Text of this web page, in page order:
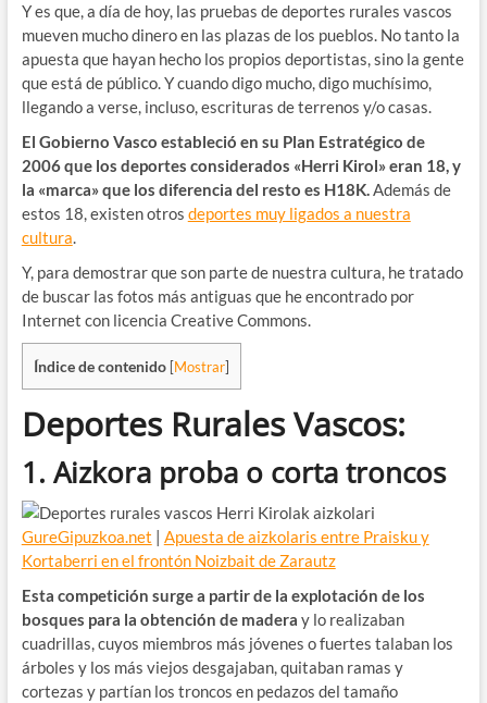
Y es que, a día de hoy, las pruebas de deportes rurales vascos
mueven mucho dinero en las plazas de los pueblos. No tanto la
apuesta que hayan hecho los propios deportistas, sino la gente
que está de público. Y cuando digo mucho, digo muchísimo,
llegando a verse, incluso, escrituras de terrenos y/o casas.
El Gobierno Vasco estableció en su Plan Estratégico de
2006 que los deportes considerados «Herri Kirol» eran 18, y
la «marca» que los diferencia del resto es H18K.Además de
estos 18, existen otros deportes muy ligados a nuestra
cultura.
Y, para demostrar que son parte de nuestra cultura, he tratado
de buscar las fotos más antiguas que he encontrado por
Internet con licencia Creative Commons.
Índice de contenido [Mostrar]
Deportes Rurales Vascos:
1. Aizkora proba o corta troncos
GureGipuzkoa.net | Apuesta de aizkolaris entre Praisku y
Kortaberri en el frontón Noizbait de Zarautz
Esta competición surge a partir de la explotación de los
bosques para la obtención de madera y lo realizaban
cuadrillas, cuyos miembros más jóvenes o fuertes talaban los
árboles y los más viejos desgajaban, quitaban ramas y
cortezas y partían los troncos en pedazos del tamaño